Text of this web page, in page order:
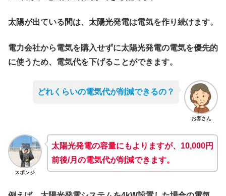
太陽が出ている間は、太陽光発電は電気を作り続けます。
電力会社から電気を購入せずに太陽光発電の電気を優先的
に使うため、電気代を下げることができます。
お客さん
どれくらいの電気代が削減できるの？
スポンジ
太陽光発電の容量にもよりますが、10,000円
前後/月の電気代が削減できます。